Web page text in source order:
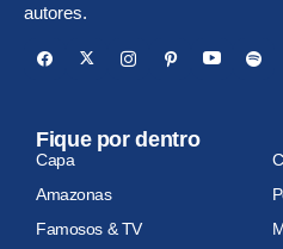
autores.
Fique por dentro
Capa
Amazonas
Famosos & TV